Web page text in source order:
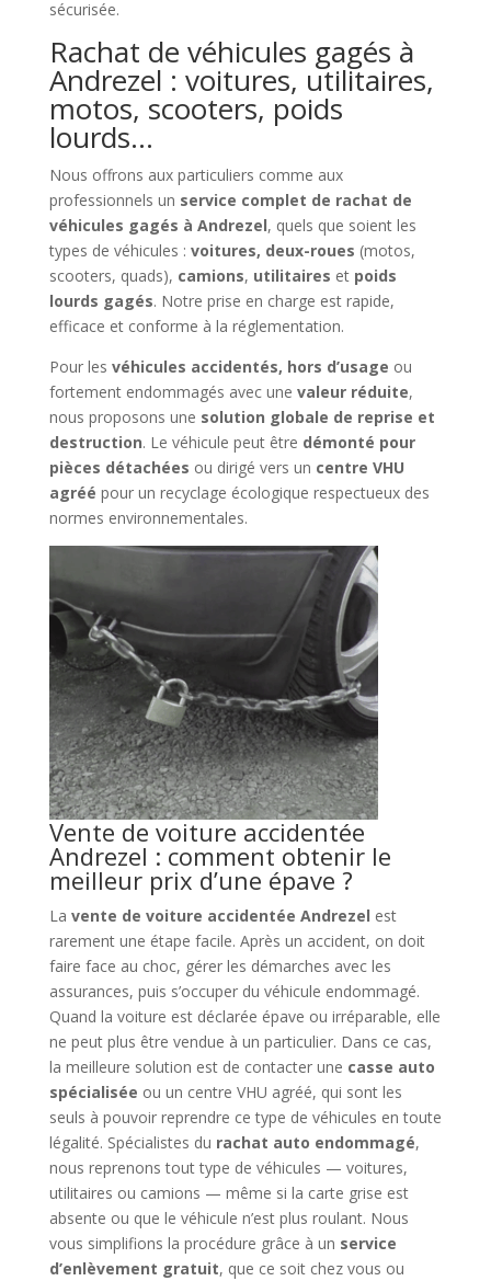
sécurisée.
Rachat de véhicules gagés à
Andrezel : voitures, utilitaires,
motos, scooters, poids
lourds…
Nous offrons aux particuliers comme aux
professionnels un service complet de rachat de
véhicules gagés à Andrezel, quels que soient les
types de véhicules : voitures, deux-roues (motos,
scooters, quads), camions, utilitaires et poids
lourds gagés. Notre prise en charge est rapide,
efficace et conforme à la réglementation.
Pour les véhicules accidentés, hors d’usage ou
fortement endommagés avec une valeur réduite,
nous proposons une solution globale de reprise et
destruction. Le véhicule peut être démonté pour
pièces détachées ou dirigé vers un centre VHU
agréé pour un recyclage écologique respectueux des
normes environnementales.
Vente de voiture accidentée
Andrezel : comment obtenir le
meilleur prix d’une épave ?
La vente de voiture accidentée Andrezel est
rarement une étape facile. Après un accident, on doit
faire face au choc, gérer les démarches avec les
assurances, puis s’occuper du véhicule endommagé.
Quand la voiture est déclarée épave ou irréparable, elle
ne peut plus être vendue à un particulier. Dans ce cas,
la meilleure solution est de contacter une casse auto
spécialisée ou un centre VHU agréé, qui sont les
seuls à pouvoir reprendre ce type de véhicules en toute
légalité. Spécialistes du rachat auto endommagé,
nous reprenons tout type de véhicules — voitures,
utilitaires ou camions — même si la carte grise est
absente ou que le véhicule n’est plus roulant. Nous
vous simplifions la procédure grâce à un service
d’enlèvement gratuit, que ce soit chez vous ou